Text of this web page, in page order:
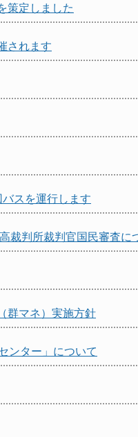
策定しました
されます
スを運行します
裁判所裁判官国民審査に
群マネ）実施方針
ンター」について